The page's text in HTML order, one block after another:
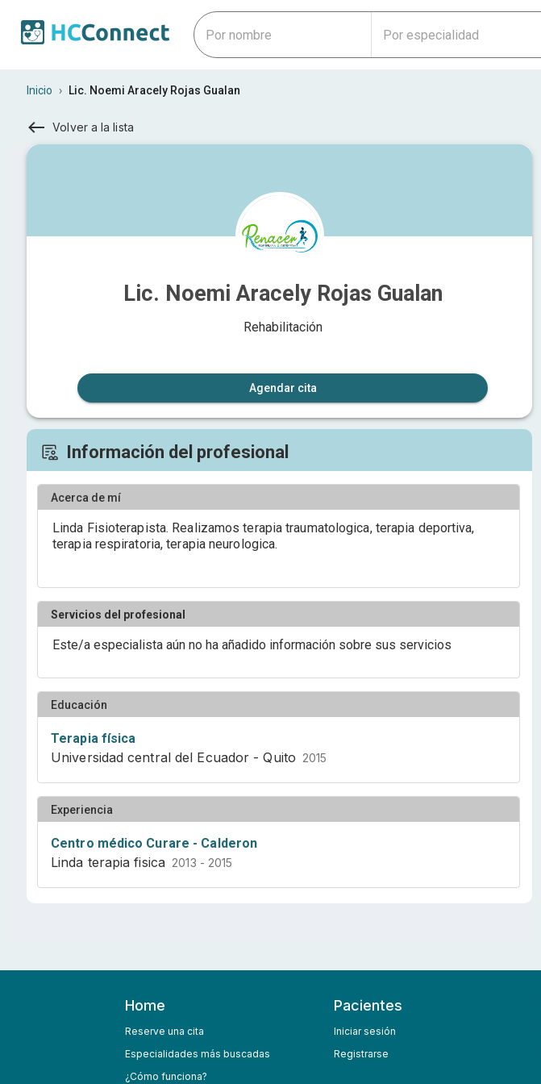
Inicio › Lic. Noemi Aracely Rojas Gualan
Volver a la lista
Lic. Noemi Aracely Rojas Gualan
Rehabilitación
Agendar cita
Información del profesional
Acerca de mí
Linda Fisioterapista. Realizamos terapia traumatologica, terapia deportiva,
terapia respiratoria, terapia neurologica.
Servicios del profesional
Este/a especialista aún no ha añadido información sobre sus servicios
Educación
Terapia física
Universidad central del Ecuador - Quito 2015
Experiencia
Centro médico Curare - Calderon
Linda terapia fisica 2013 - 2015
Home
Reserve una cita
Especialidades más buscadas
¿Cómo funciona?
Pacientes
Iniciar sesión
Registrarse